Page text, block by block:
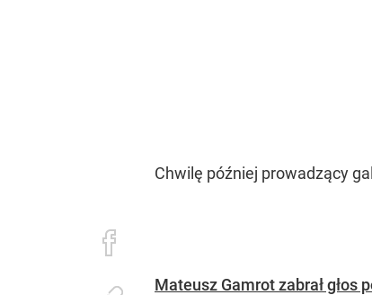
Chwilę później prowadzący
Mateusz Gamrot zabrał głos